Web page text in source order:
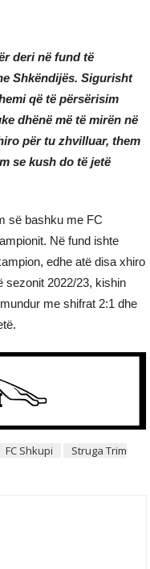
deri në fund të
Shkëndijës. Sigurisht
që të përsërisim
dhënë më të mirën në
për tu zhvilluar, them
se kush do të jetë
së bashku me FC
Në fund ishte
edhe atë disa xhiro
sezonit 2022/23, kishin
me shifrat 2:1 dhe
FC Shkupi
Struga Trim